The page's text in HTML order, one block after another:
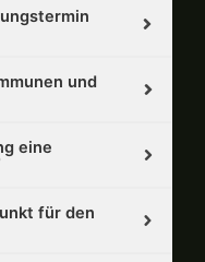
und
eine
für den